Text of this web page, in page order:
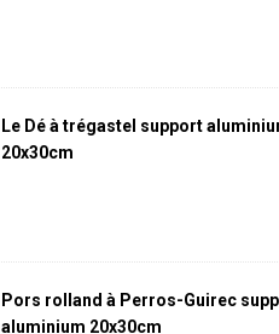
Le Dé à trégastel support
20x30cm
Pors rolland à Perros-Guirec
aluminium 20x30cm